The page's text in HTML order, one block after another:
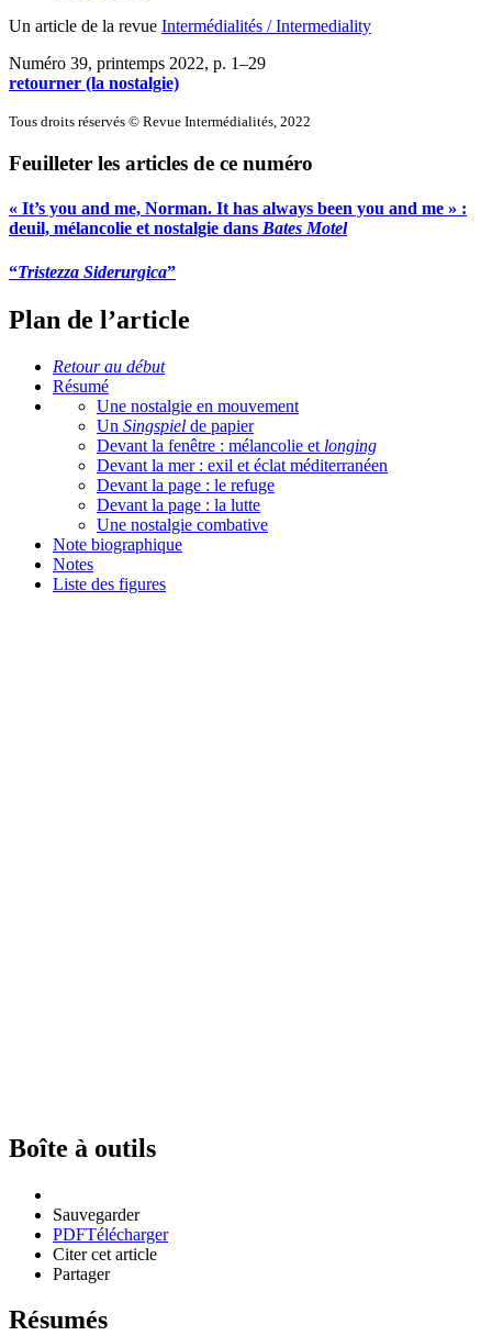
Un article de la revue Intermédialités / Intermediality
Numéro 39, printemps 2022, p. 1–29
retourner (la nostalgie)
Tous droits réservés © Revue Intermédialités, 2022
Feuilleter les articles de ce numéro
« It’s you and me, Norman. It has always been you and me » :
deuil, mélancolie et nostalgie dans Bates Motel
“Tristezza Siderurgica”
Plan de l’article
Retour au début
Résumé
Une nostalgie en mouvement
Un Singspiel de papier
Devant la fenêtre : mélancolie et longing
Devant la mer : exil et éclat méditerranéen
Devant la page : le refuge
Devant la page : la lutte
Une nostalgie combative
Note biographique
Notes
Liste des figures
Boîte à outils
Sauvegarder
PDFTélécharger
Citer cet article
Partager
Résumés